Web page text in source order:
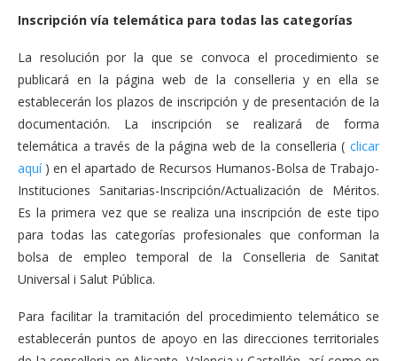
Inscripción vía telemática para todas las categorías
La resolución por la que se convoca el procedimiento se
publicará en la página web de la conselleria y en ella se
establecerán los plazos de inscripción y de presentación de la
documentación. La inscripción se realizará de forma
telemática a través de la página web de la conselleria ( clicar
aquí) en el apartado de Recursos Humanos-Bolsa de Trabajo-
Instituciones Sanitarias-Inscripción/Actualización de Méritos.
Es la primera vez que se realiza una inscripción de este tipo
para todas las categorías profesionales que conforman la
bolsa de empleo temporal de la Conselleria de Sanitat
Universal i Salut Pública.
Para facilitar la tramitación del procedimiento telemático se
establecerán puntos de apoyo en las direcciones territoriales